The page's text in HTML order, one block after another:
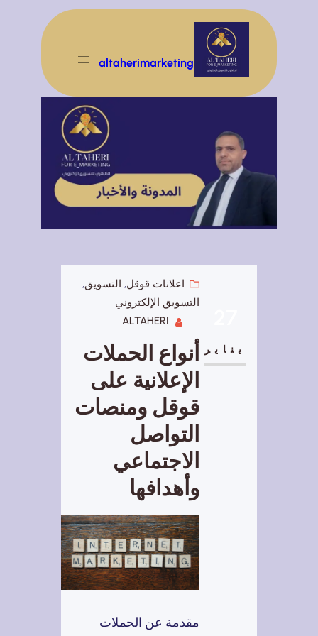
تخطى
إلى
المحتوى
altaherimarketing
يناير
اعلانات قوقل, التسويق,
التسويق الإلكتروني
ALTAHERI
أنواع الحملات
الإعلانية على
قوقل ومنصات
التواصل
الاجتماعي
وأهدافها
مقدمة عن الحملات